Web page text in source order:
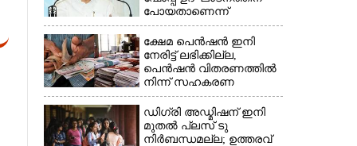
പോയതാണെന്ന്
വിചാരിച്ചു, 400 കോടിയുടെ
പ്രോജക്ടാണ് അത്'
ക്ഷേമ പെൻഷൻ ഇനി
നേരിട്ട് ലഭിക്കില്ല,​
പെൻഷൻ വിതരണത്തിൽ
നിന്ന് സഹകരണ
ബാങ്കുകളെ ഒഴിവാക്കി
ഡിഗ്രി അഡ്മിഷന് ഇനി
മുതൽ പ്ലസ് ടു
നിർബന്ധമല്ല; ഉത്തരവ്